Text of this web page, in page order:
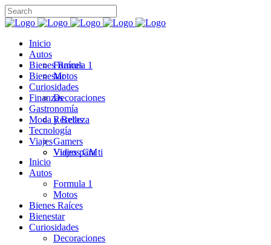
Inicio
Autos
Formula 1
Motos
Bienes Raíces
Bienestar
Curiosidades
Decoraciones
Finanzas
Gastronomía
Recetas
Moda y Belleza
Tecnología
Gamers
Videos CM
Viajes
Viajes para ti
Inicio
Autos
Formula 1
Motos
Bienes Raíces
Bienestar
Curiosidades
Decoraciones